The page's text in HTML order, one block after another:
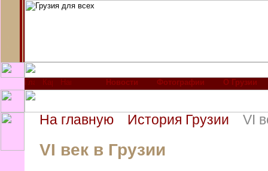
Новости Фотографии О Грузии
На главную История Грузии VI
VI век в Грузии